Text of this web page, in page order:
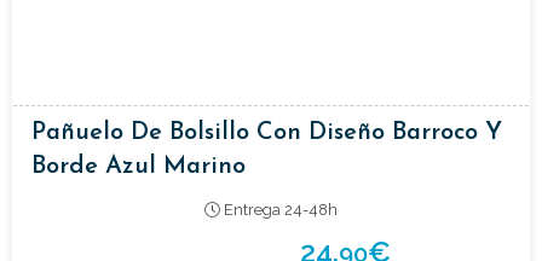
Pañuelo De Bolsillo Con Diseño Barroco Y
Borde Azul Marino
Entrega 24-48h
24,90€